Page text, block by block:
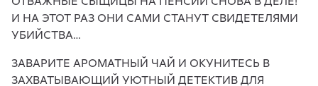
И НА ЭТОТ РАЗ ОНИ САМИ СТАНУТ СВИДЕТЕЛЯМИ
УБИЙСТВА…
ЗАВАРИТЕ АРОМАТНЫЙ ЧАЙ И ОКУНИТЕСЬ В
ЗАХВАТЫВАЮЩИЙ УЮТНЫЙ ДЕТЕКТИВ ДЛЯ